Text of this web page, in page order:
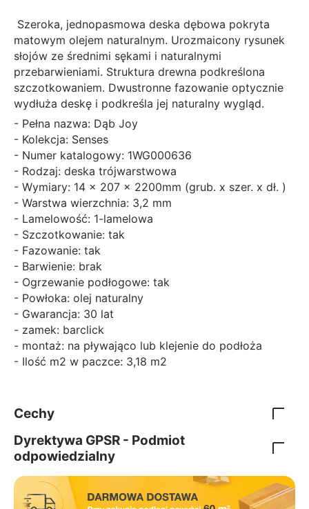
Szeroka, jednopasmowa deska dębowa pokryta
matowym olejem naturalnym. Urozmaicony rysunek
słojów ze średnimi sękami i naturalnymi
przebarwieniami. Struktura drewna podkreślona
szczotkowaniem. Dwustronne fazowanie optycznie
wydłuża deskę i podkreśla jej naturalny wygląd.
- Pełna nazwa: Dąb Joy
- Kolekcja: Senses
- Numer katalogowy: 1WG000636
- Rodzaj: deska trójwarstwowa
- Wymiary: 14 x 207 x 2200mm (grub. x szer. x dł. )
- Warstwa wierzchnia: 3,2 mm
- Lamelowość: 1-lamelowa
- Szczotkowanie: tak
- Fazowanie: tak
- Barwienie: brak
- Ogrzewanie podłogowe: tak
- Powłoka: olej naturalny
- Gwarancja: 30 lat
- zamek: barclick
- montaż: na pływająco lub klejenie do podłoża
- Ilość m2 w paczce: 3,18 m2
Cechy
Dyrektywa GPSR - Podmiot
odpowiedzialny